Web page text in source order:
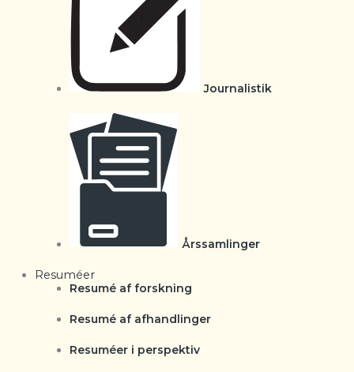
Journalistik
Årssamlinger
Resuméer
Resumé af forskning
Resumé af afhandlinger
Resuméer i perspektiv